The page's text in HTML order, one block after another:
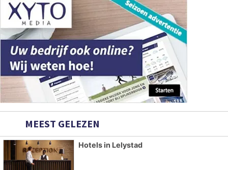
MEEST GELEZEN
Hotels in Lelystad